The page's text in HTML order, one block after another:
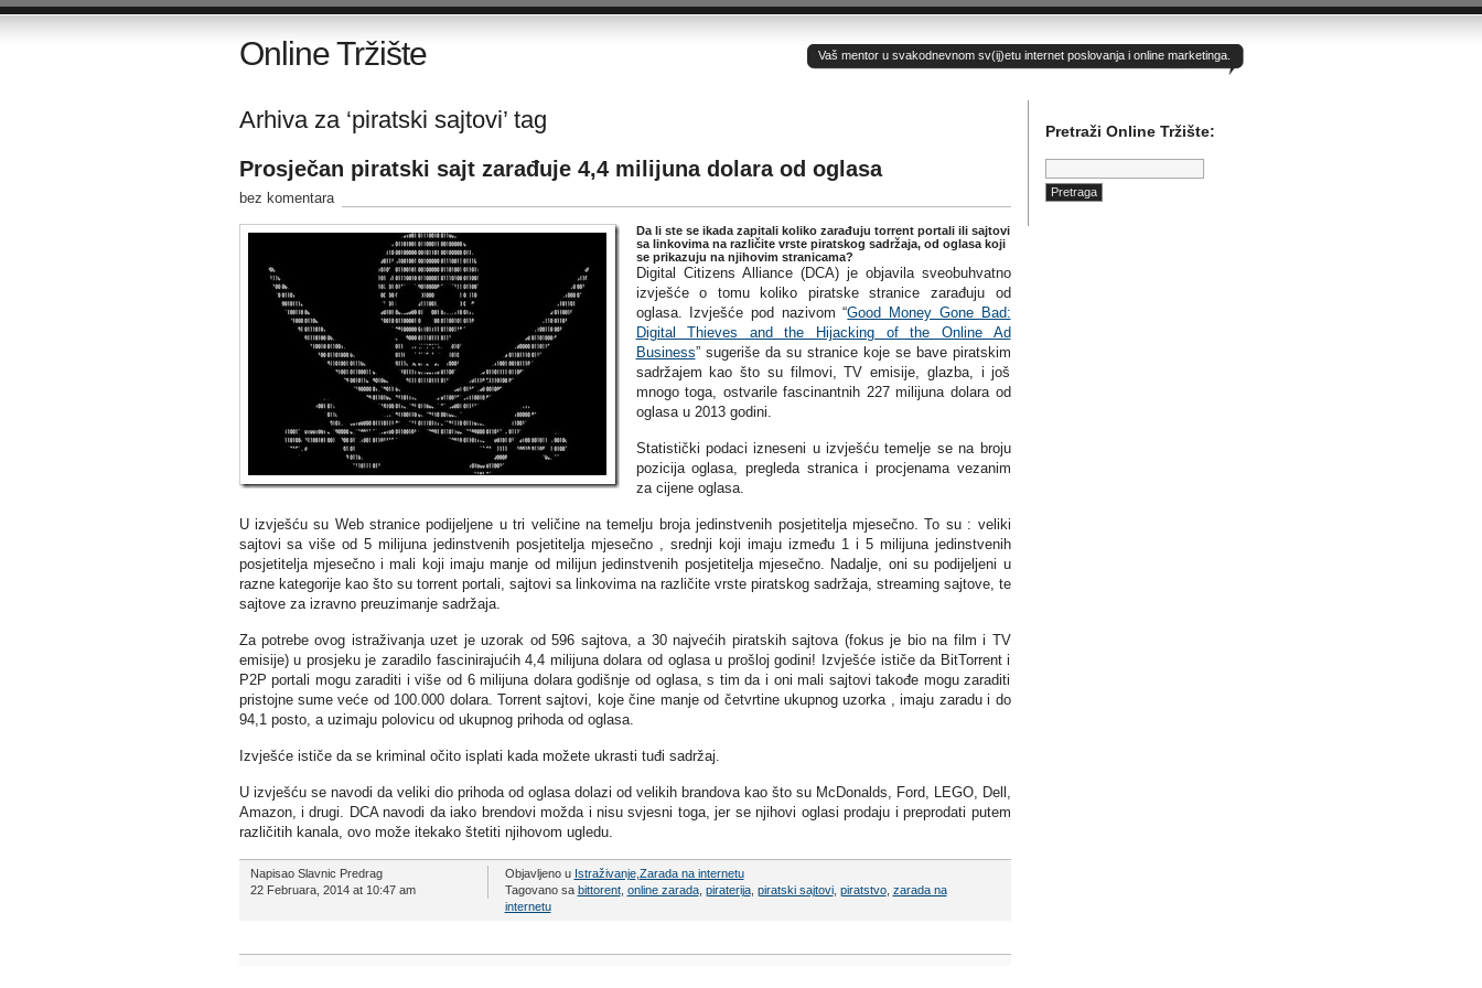
Online Tržište Vaš mentor u svakodnevnom sv(ij)etu internet poslovanja i online marketinga.
Arhiva za ‘piratski sajtovi’ tag
Prosječan piratski sajt zarađuje 4,4 milijuna dolara od oglasa
bez komentara
Da li ste se ikada zapitali koliko zarađuju torrent portali ili sajtovi
sa linkovima na različite vrste piratskog sadržaja, od oglasa koji
se prikazuju na njihovim stranicama?
Digital Citizens Alliance (DCA) je objavila sveobuhvatno
izvješće o tomu koliko piratske stranice zarađuju od
oglasa. Izvješće pod nazivom “Good Money Gone Bad:
Digital Thieves and the Hijacking of the Online Ad
Business” sugeriše da su stranice koje se bave piratskim
sadržajem kao što su filmovi, TV emisije, glazba, i još
mnogo toga, ostvarile fascinantnih 227 milijuna dolara od
oglasa u 2013 godini.
Statistički podaci izneseni u izvješću temelje se na broju
pozicija oglasa, pregleda stranica i procjenama vezanim
za cijene oglasa.
U izvješću su Web stranice podijeljene u tri veličine na temelju broja jedinstvenih posjetitelja mjesečno. To su : veliki
sajtovi sa više od 5 milijuna jedinstvenih posjetitelja mjesečno , srednji koji imaju između 1 i 5 milijuna jedinstvenih
posjetitelja mjesečno i mali koji imaju manje od milijun jedinstvenih posjetitelja mjesečno. Nadalje, oni su podijeljeni u
razne kategorije kao što su torrent portali, sajtovi sa linkovima na različite vrste piratskog sadržaja, streaming sajtove, te
sajtove za izravno preuzimanje sadržaja.
Za potrebe ovog istraživanja uzet je uzorak od 596 sajtova, a 30 najvećih piratskih sajtova (fokus je bio na film i TV
emisije) u prosjeku je zaradilo fascinirajućih 4,4 milijuna dolara od oglasa u prošloj godini! Izvješće ističe da BitTorrent i
P2P portali mogu zaraditi i više od 6 milijuna dolara godišnje od oglasa, s tim da i oni mali sajtovi takođe mogu zaraditi
pristojne sume veće od 100.000 dolara. Torrent sajtovi, koje čine manje od četvrtine ukupnog uzorka , imaju zaradu i do
94,1 posto, a uzimaju polovicu od ukupnog prihoda od oglasa.
Izvješće ističe da se kriminal očito isplati kada možete ukrasti tuđi sadržaj.
U izvješću se navodi da veliki dio prihoda od oglasa dolazi od velikih brandova kao što su McDonalds, Ford, LEGO, Dell,
Amazon, i drugi. DCA navodi da iako brendovi možda i nisu svjesni toga, jer se njihovi oglasi prodaju i preprodati putem
različitih kanala, ovo može itekako štetiti njihovom ugledu.
Napisao Slavnic Predrag
22 Februara, 2014 at 10:47 am
Objavljeno u Istraživanje, Zarada na internetu
Tagovano sa bittorent, online zarada, piraterija, piratski sajtovi, piratstvo, zarada na
internetu
Pretraži Online Tržište:
Pretraga: